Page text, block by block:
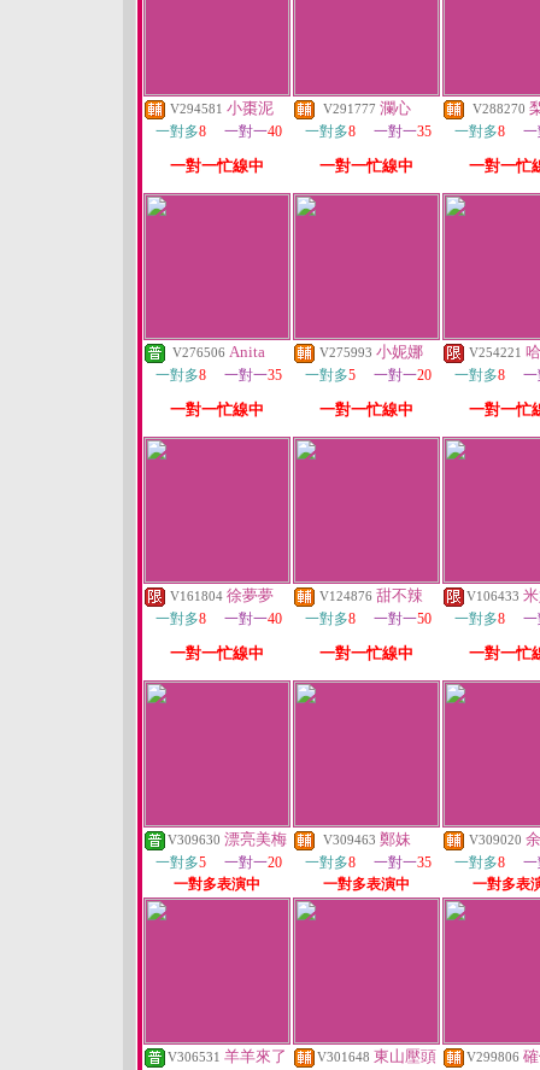
V294581 小棗泥
一對多8 一對一40
一對一忙線中
V291777 瀾心
一對多8 一對一35
一對一忙線中
V288270
一對多8
一對一忙
V276506 Anita
一對多8 一對一35
一對一忙線中
V275993 小妮娜
一對多5 一對一20
一對一忙線中
V254221
一對多8
一對一忙
V161804 徐夢夢
一對多8 一對一40
一對一忙線中
V124876 甜不辣
一對多8 一對一50
一對一忙線中
V106433
一對多8
一對一忙
V309630 漂亮美梅
一對多5 一對一20
一對多表演中
V309463 鄭妹
一對多8 一對一35
一對多表演中
V309020
一對多8
一對多表
V306531 羊羊來了 V301648 東山壓頭 V299806